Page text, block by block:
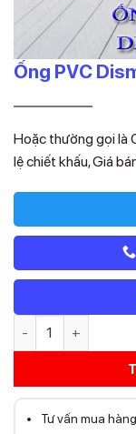
Ống PVC
209.880
là:
Hoặc thường gọi là
lệ chiết khấu, Giá
Ống PVC Dismy
Tư vấn mua